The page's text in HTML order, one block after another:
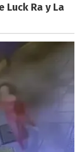
Luck Ra y La